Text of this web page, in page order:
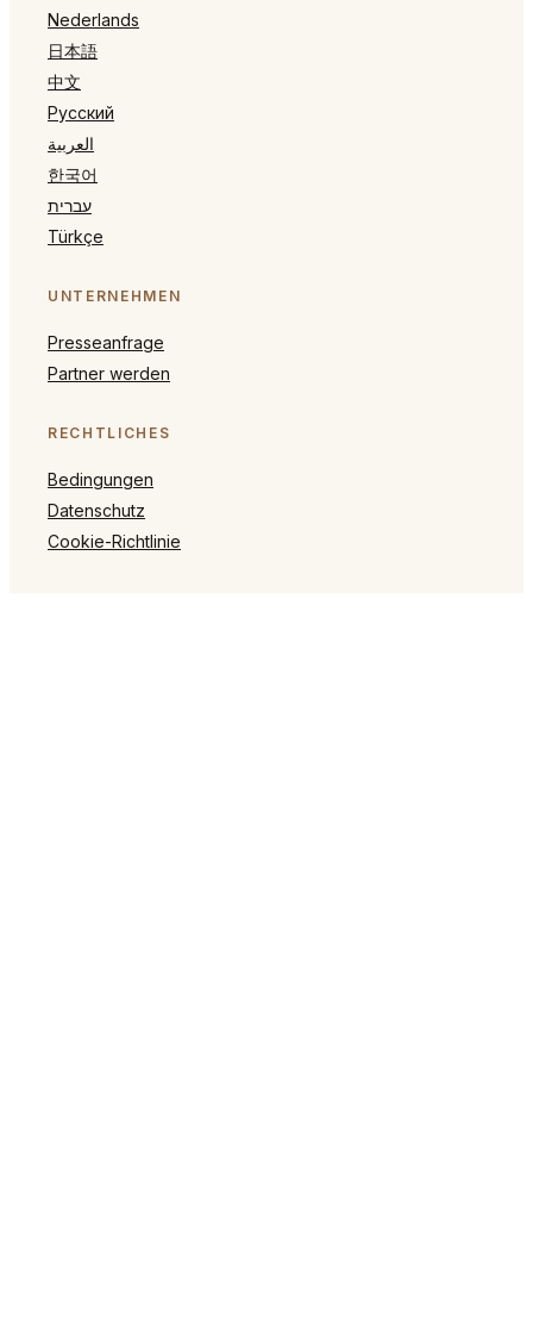
Nederlands
日本語
中文
Русский
العربية
한국어
עברית
Türkçe
UNTERNEHMEN
Presseanfrage
Partner werden
RECHTLICHES
Bedingungen
Datenschutz
Cookie-Richtlinie